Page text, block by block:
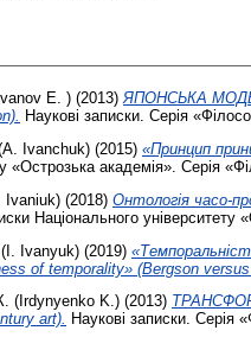
E. ) (2013)ЯПОНСЬКА
Наукові записки. Серія
Ivanchuk) (2015) «Принцип
«Острозька академія». Серія
Ivaniuk) (2018) Онтологія часо-
Національного
Ivanyuk) (2019)
of temporality» (Bergson versus
(Irdynyenko K.) (2013)
art). Наукові записки. Серія